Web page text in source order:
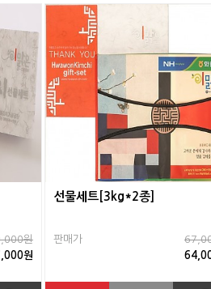
원
원
선물세트[3kg*2종]
판매가